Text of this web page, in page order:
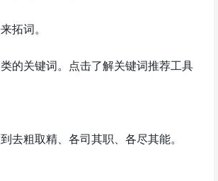
拓词。
的关键词。点击了解关键词推荐工具
去粗取精、各司其职、各尽其能。